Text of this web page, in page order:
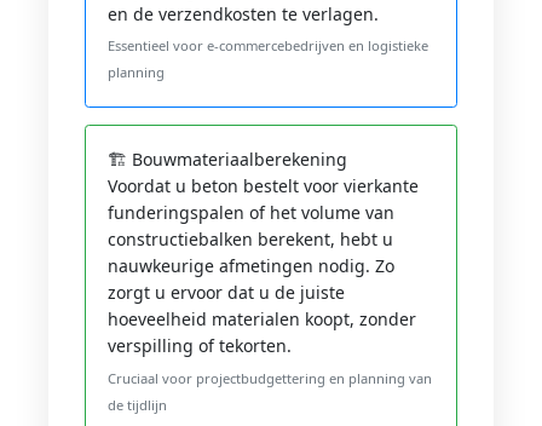
en de verzendkosten te verlagen.
Essentieel voor e-commercebedrijven en logistieke
planning
🏗️ Bouwmateriaalberekening
Voordat u beton bestelt voor vierkante
funderingspalen of het volume van
constructiebalken berekent, hebt u
nauwkeurige afmetingen nodig. Zo
zorgt u ervoor dat u de juiste
hoeveelheid materialen koopt, zonder
verspilling of tekorten.
Cruciaal voor projectbudgettering en planning van
de tijdlijn